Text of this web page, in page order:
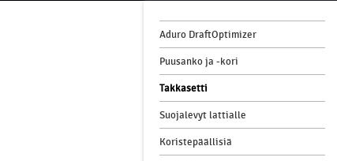
Aduro DraftOptimizer
Puusanko ja -kori
Takkasetti
Suojalevyt lattialle
Koristepäällisiä